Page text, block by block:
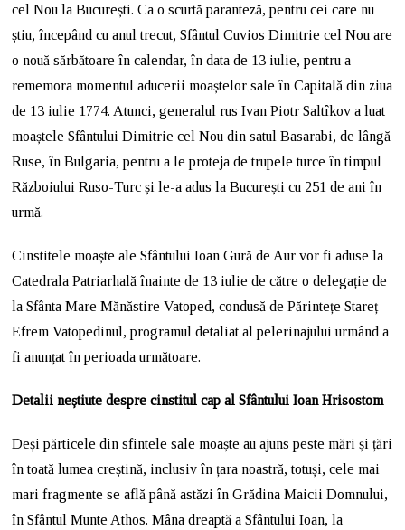
cel Nou la București. Ca o scurtă paranteză, pentru cei care nu
știu, începând cu anul trecut, Sfântul Cuvios Dimitrie cel Nou are
o nouă sărbătoare în calendar, în data de 13 iulie, pentru a
rememora momentul aducerii moaștelor sale în Capitală din ziua
de 13 iulie 1774. Atunci, generalul rus Ivan Piotr Saltîkov a luat
moaștele Sfântului Dimitrie cel Nou din satul Basarabi, de lângă
Ruse, în Bulgaria, pentru a le proteja de trupele turce în timpul
Războiului Ruso-Turc și le-a adus la București cu 251 de ani în
urmă.
Cinstitele moaște ale Sfântului Ioan Gură de Aur vor fi aduse la
Catedrala Patriarhală înainte de 13 iulie de către o delegație de
la Sfânta Mare Mănăstire Vatoped, condusă de Părintețe Stareț
Efrem Vatopedinul, programul detaliat al pelerinajului urmând a
fi anunțat în perioada următoare.
Detalii neștiute despre cinstitul cap al Sfântului Ioan Hrisostom
Deși părticele din sfintele sale moaște au ajuns peste mări și țări
în toată lumea creștină, inclusiv în țara noastră, totuși, cele mai
mari fragmente se află până astăzi în Grădina Maicii Domnului,
în Sfântul Munte Athos. Mâna dreaptă a Sfântului Ioan, la